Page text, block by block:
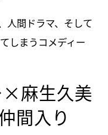
人間ドラマ、そして
しまうコメディー
麻生久美
間入り